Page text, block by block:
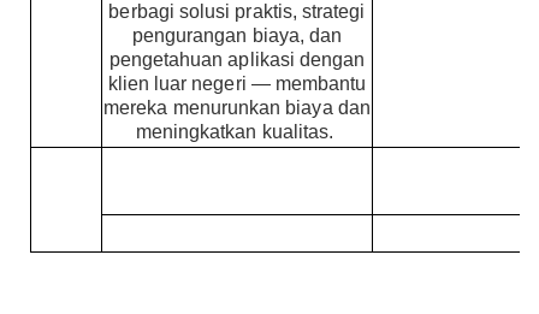
berbagi solusi praktis, strategi
pengurangan biaya, dan
pengetahuan aplikasi dengan
klien luar negeri — membantu
mereka menurunkan biaya dan
meningkatkan kualitas.